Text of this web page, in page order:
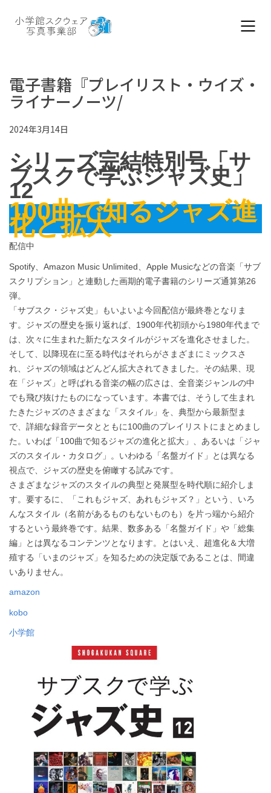
電子書籍『プレイリスト・ウイズ・
ライナーノーツ/
2024年3月14日
シリーズ完結特別号「サ
ブスクで学ぶジャズ史」
12
100曲で知るジャズ進
化と拡大
配信中
Spotify、Amazon Music Unlimited、Apple Musicなどの音楽「サブ
スクリプション」と連動した画期的電子書籍のシリーズ通算第26
弾。
「サブスク・ジャズ史」もいよいよ今回配信が最終巻となりま
す。ジャズの歴史を振り返れば、1900年代初頭から1980年代まで
は、次々に生まれた新たなスタイルがジャズを進化させました。
そして、以降現在に至る時代はそれらがさまざまにミックスさ
れ、ジャズの領域はどんどん拡大されてきました。その結果、現
在「ジャズ」と呼ばれる音楽の幅の広さは、全音楽ジャンルの中
でも飛び抜けたものになっています。本書では、そうして生まれ
たきたジャズのさまざまな「スタイル」を、典型から最新型ま
で、詳細な録音データとともに100曲のプレイリストにまとめまし
た。いわば「100曲で知るジャズの進化と拡大」、あるいは「ジャ
ズのスタイル・カタログ」。いわゆる「名盤ガイド」とは異なる
視点で、ジャズの歴史を俯瞰する試みです。
さまざまなジャズのスタイルの典型と発展型を時代順に紹介しま
す。要するに、「これもジャズ、あれもジャズ？」という、いろ
んなスタイル（名前があるものもないものも）を片っ端から紹介
するという最終巻です。結果、数多ある「名盤ガイド」や「総集
編」とは異なるコンテンツとなります。とはいえ、超進化＆大増
殖する「いまのジャズ」を知るための決定版であることは、間違
いありません。
amazon
kobo
小学館